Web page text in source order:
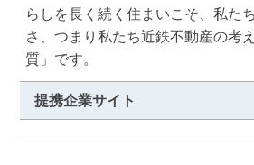
らしを長く続く住まいこそ、私た
さ、つまり私たち近鉄不動産の考
質」です。
提携企業サイト